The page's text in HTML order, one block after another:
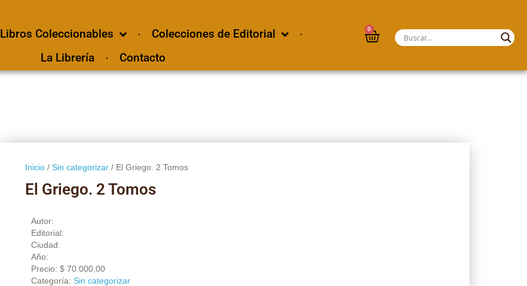
Libros Coleccionables
Colecciones de Editorial
La Librería
Contacto
0
Inicio/ Sin categorizar/ El Griego. 2 Tomos
El Griego. 2 Tomos
Autor:
Editorial:
Ciudad:
Año:
Precio: $70.000,00
Categoría: Sin categorizar